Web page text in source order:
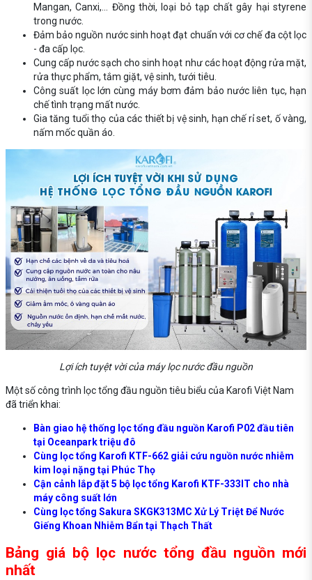
Mangan, Canxi,... Đồng thời, loại bỏ tạp chất gây hại styrene
trong nước.
Đảm bảo nguồn nước sinh hoạt đạt chuẩn với cơ chế đa cột lọc
- đa cấp lọc.
Cung cấp nước sạch cho sinh hoạt như các hoạt động rửa mặt,
rửa thực phẩm, tắm giặt, vệ sinh, tưới tiêu.
Công suất lọc lớn cùng máy bơm đảm bảo nước liên tục, hạn
chế tình trạng mất nước.
Gia tăng tuổi thọ của các thiết bị vệ sinh, hạn chế rỉ set, ố vàng,
nấm mốc quần áo.
Lợi ích tuyệt vời của máy lọc nước đầu nguồn
Một số công trình lọc tổng đầu nguồn tiêu biểu của Karofi Việt Nam
đã triển khai:
Bàn giao hệ thống lọc tổng đầu nguồn Karofi P02 đầu tiên
tại Oceanpark triệu đô
Cùng lọc tổng Karofi KTF-662 giải cứu nguồn nước nhiễm
kim loại nặng tại Phúc Thọ
Cận cảnh lắp đặt 5 bộ lọc tổng Karofi KTF-333IT cho nhà
máy công suất lớn
Cùng lọc tổng Sakura SKGK313MC Xử Lý Triệt Để Nước
Giếng Khoan Nhiễm Bẩn tại Thạch Thất
Bảng giá bộ lọc nước tổng đầu nguồn mới
nhất